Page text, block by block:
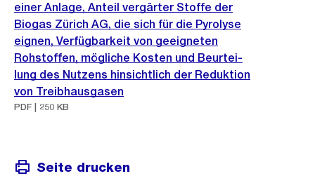
einer Anlage, Anteil vergärter Stoffe der
Biogas Zürich AG, die sich für die Pyrolyse
eignen, Verfügbarkeit von geeigneten
Rohstoffen, mögliche Kosten und Beurtei-
lung des Nutzens hinsichtlich der Reduktion
von Treibhausgasen
PDF | 250 KB
Seite drucken